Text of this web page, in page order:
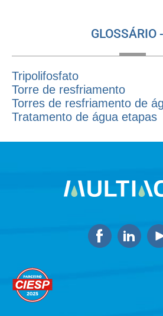
GLOSSÁRIO
Tripolifosfato
Torre de resfriamento
Torres de resfriamento de
Tratamento de água etapas